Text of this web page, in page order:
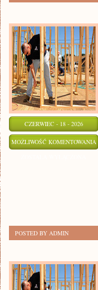
CZERWIEC - 18 - 2026
MOŻLIWOŚĆ KOMENTOWANIA
POSTED BY ADMIN